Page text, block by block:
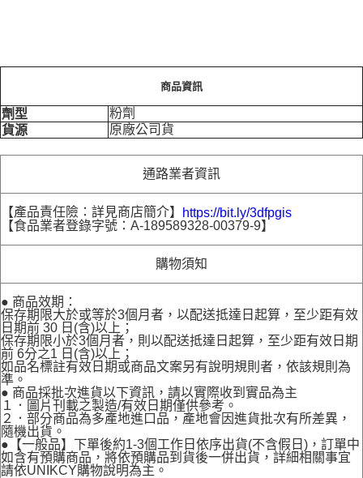
商品資訊
劑型
粉劑
貨源
原廠公司貨
通路業者資訊
【產品責任險：詳見商店簡介】
https://bit.ly/3dfpgis
【食品業者登錄字號：A-189589328-00379-9】
購物須知
● 商品效期：
保存期限大於或等於3個月者，以配送抵達日起算，至少距有效
日期前 30 日(含)以上；
保存期限小於3個月者，則以配送抵達日起算，至少距有效日期
前 6分之1 日(含)以上；
如品名標註有效日期或商品文案另有說明規則者，依該規則為
準。
● 商品採批次進貨以下資訊，請以實際收到實品為主
１．圖片刊載之製造/有效日期僅供參考。
２．部分商品為多產地進口品，產地會因進貨批次有所差異，
隨機出貨。
●【一般品】下單後約1-3個工作日依序出貨(不含假日)，訂單中
如含有預購商品，將依預購品到貨後一併出貨，詳細相關事宜
請依UNIKCY購物說明為主。